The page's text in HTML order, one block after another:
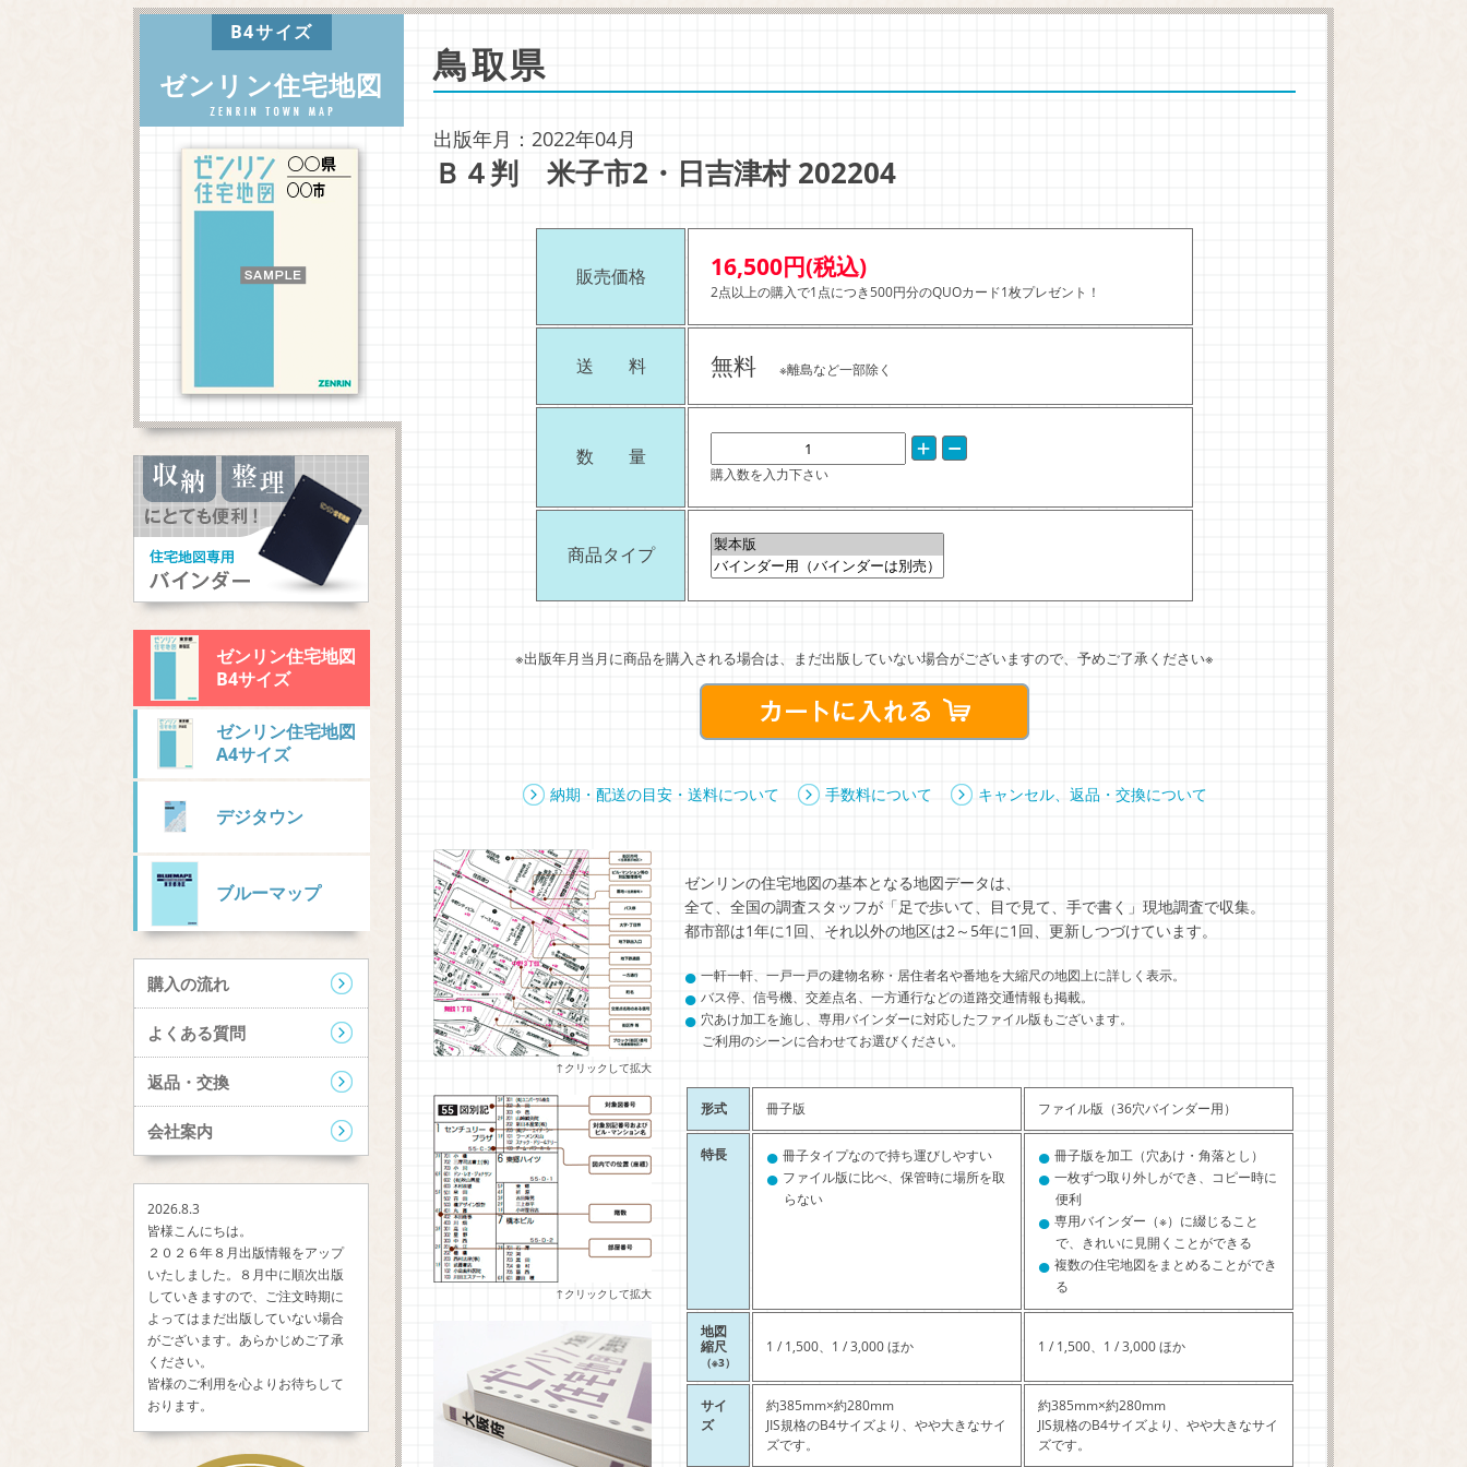
B4サイズ
ゼンリン住宅地図
ゼンリン住宅地図
B4サイズ
ゼンリン住宅地図
A4サイズ
デジタウン
ブルーマップ
購入の流れ
よくある質問
返品・交換
会社案内
2026.8.3
皆様こんにちは。
２０２６年８月出版情報をアップ
いたしました。８月中に順次出版
していきますので、ご注文時期に
よってはまだ出版していない場合
がございます。あらかじめご了承
ください。
皆様のご利用を心よりお待ちして
おります。
鳥取県
出版年月：2022年04月
Ｂ４判 米子市2・日吉津村 202204
販売価格 16,500円(税込)
2点以上の購入で1点につき500円分のQUOカード1枚プレゼント！
送 料 無料 ※離島など一部除く
数 量
購入数を入力下さい
商品タイプ
※出版年月当月に商品を購入される場合は、まだ出版していない場合がございますので、予めご了承ください※
納期・配送の目安・送料について 手数料について キャンセル、返品・交換について
↑クリックして拡大
↑クリックして拡大
ゼンリンの住宅地図の基本となる地図データは、
全て、全国の調査スタッフが「足で歩いて、目で見て、手で書く」現地調査で収集。
都市部は1年に1回、それ以外の地区は2～5年に1回、更新しつづけています。
● 一軒一軒、一戸一戸の建物名称・居住者名や番地を大縮尺の地図上に詳しく表示。
● バス停、信号機、交差点名、一方通行などの道路交通情報も掲載。
● 穴あけ加工を施し、専用バインダーに対応したファイル版もございます。
ご利用のシーンに合わせてお選びください。
形式 冊子版 ファイル版（36穴バインダー用）
特長 ● 冊子タイプなので持ち運びしやすい
● ファイル版に比べ、保管時に場所を取
らない
● 冊子版を加工（穴あけ・角落とし）
● 一枚ずつ取り外しができ、コピー時に
便利
● 専用バインダー（※）に綴じること
で、きれいに見開くことができる
● 複数の住宅地図をまとめることができ
る
地図
縮尺
（※3）
1 / 1,500、1 / 3,000 ほか 1 / 1,500、1 / 3,000 ほか
サイ
ズ
約385mm×約280mm
JIS規格のB4サイズより、やや大きなサイ
ズです。
約385mm×約280mm
JIS規格のB4サイズより、やや大きなサイ
ズです。